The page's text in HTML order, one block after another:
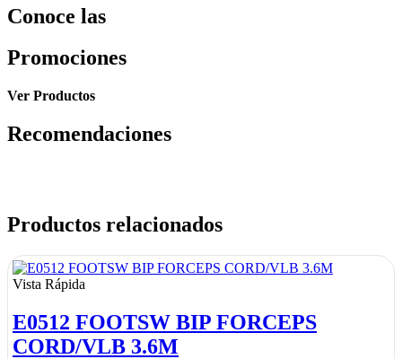
Conoce las
Promociones
Ver Productos
Recomendaciones
Productos relacionados
Vista Rápida
E0512 FOOTSW BIP FORCEPS
CORD/VLB 3.6M